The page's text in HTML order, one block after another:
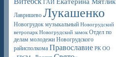
ГАИ
Лавришево Лукашенко
Новогрудок музыкальный Новогрудский
ветропарк Новогрудский замок Отдел по
делам молодежи Новогрудского
райисполкома Православие РК ОО